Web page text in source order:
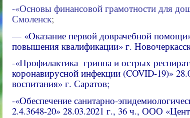
-«Основы финансовой грамотности для
Смоленск;
— «Оказание первой доврачебной
повышения квалификации» г.
-«Профилактика гриппа и острых
коронавирусной инфекции (COVID-19)»
воспитания» г. Саратов;
-«Обеспечение санитарно-
2.4.3648-20» 28.03.2021 г., 36 ч., ООО